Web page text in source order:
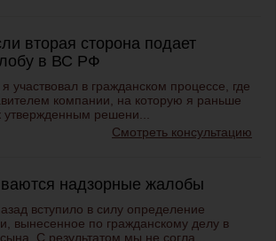
вторая сторона подает
в ВС РФ
участвовал в гражданском процессе, где
компании, на которую я раньше
утвержденным решени...
Смотреть консультацию
надзорные жалобы
вступило в силу определение
вынесенное по гражданскому делу в
С результатом мы не согла...